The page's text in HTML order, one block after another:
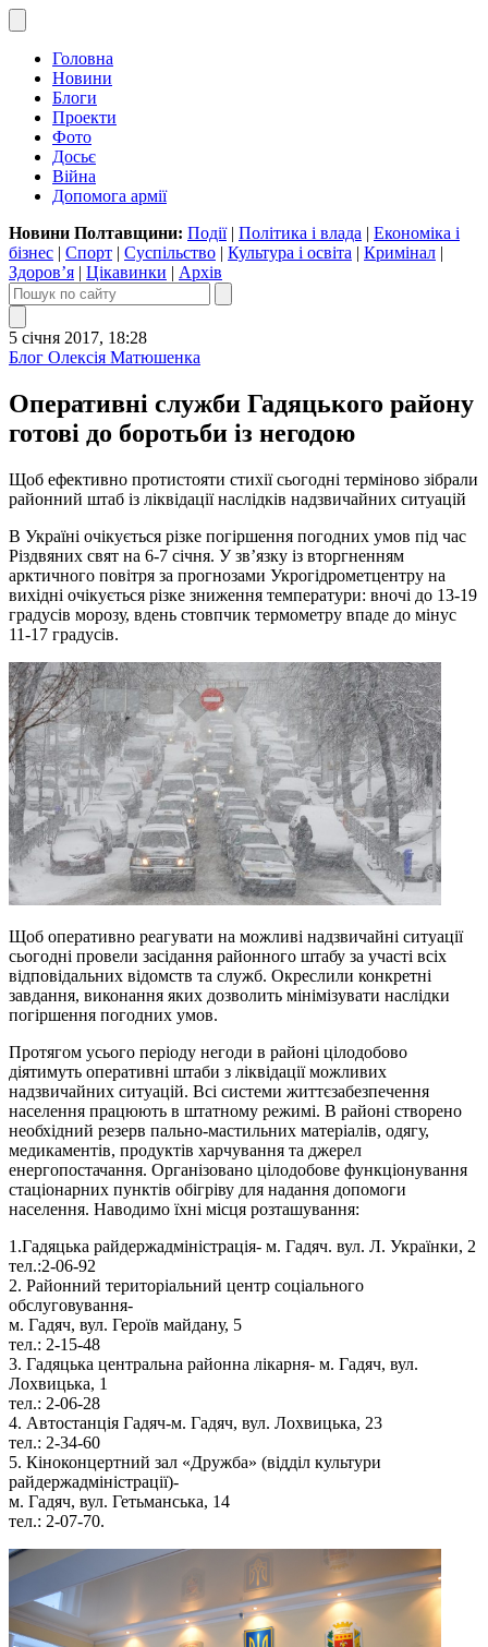
Головна
Новини
Блоги
Проекти
Фото
Досьє
Війна
Допомога армії
Новини Полтавщини: Події| Політика і влада | Економіка і
бізнес | Спорт | Суспільство | Культура і освіта | Кримінал |
Здоров’я | Цікавинки | Архів
5 січня 2017, 18:28
Блог Олексія Матюшенка
Оперативні служби Гадяцького району
готові до боротьби із негодою
Щоб ефективно протистояти стихії сьогодні терміново зібрали
районний штаб із ліквідації наслідків надзвичайних ситуацій
В Україні очікується різке погіршення погодних умов під час
Різдвяних свят на 6-7 січня. У зв’язку із вторгненням
арктичного повітря за прогнозами Укрогідрометцентру на
вихідні очікується різке зниження температури: вночі до 13-19
градусів морозу, вдень стовпчик термометру впаде до мінус
11-17 градусів.
Щоб оперативно реагувати на можливі надзвичайні ситуації
сьогодні провели засідання районного штабу за участі всіх
відповідальних відомств та служб. Окреслили конкретні
завдання, виконання яких дозволить мінімізувати наслідки
погіршення погодних умов.
Протягом усього періоду негоди в районі цілодобово
діятимуть оперативні штаби з ліквідації можливих
надзвичайних ситуацій. Всі системи життєзабезпечення
населення працюють в штатному режимі. В районі створено
необхідний резерв пально-мастильних матеріалів, одягу,
медикаментів, продуктів харчування та джерел
енергопостачання. Організовано цілодобове функціонування
стаціонарних пунктів обігріву для надання допомоги
населення. Наводимо їхні місця розташування:
1.Гадяцька райдержадміністрація- м. Гадяч. вул. Л. Українки, 2
тел.:2-06-92
2. Районний територіальний центр соціального
обслуговування-
м. Гадяч, вул. Героїв майдану, 5
тел.: 2-15-48
3. Гадяцька центральна районна лікарня- м. Гадяч, вул.
Лохвицька, 1
тел.: 2-06-28
4. Автостанція Гадяч-м. Гадяч, вул. Лохвицька, 23
тел.: 2-34-60
5. Кіноконцертний зал «Дружба» (відділ культури
райдержадміністрації)-
м. Гадяч, вул. Гетьманська, 14
тел.: 2-07-70.